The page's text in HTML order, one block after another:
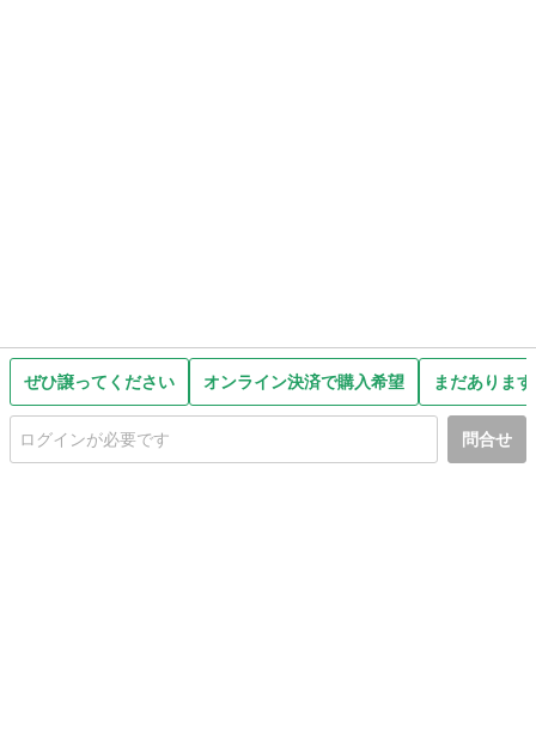
ぜひ譲ってください オンライン決済で購入希望 まだありま
問合せ